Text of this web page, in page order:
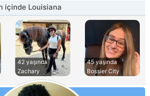
içinde Louisiana
42 yaşında
Zachary
45 yaşında
Bossier City